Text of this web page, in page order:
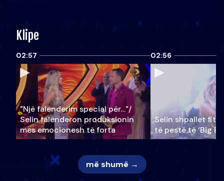
Klipe
02:57
"Një falenderim special për…"/
Selin falënderon produksionin
mes emocionesh të forta
02:56
Selin shpallet
të pestë të ‘Big
më shumë →